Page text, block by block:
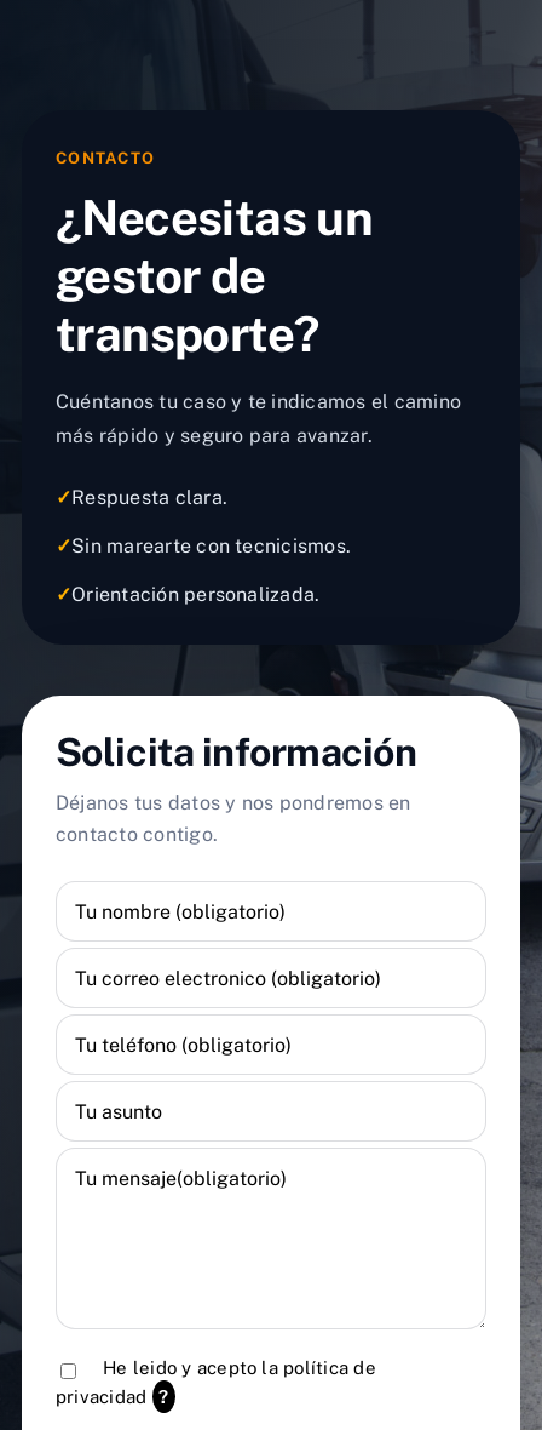
CONTACTO
¿Necesitas un
gestor de
transporte?
Cuéntanos tu caso y te indicamos el camino
más rápido y seguro para avanzar.
✓Respuesta clara.
✓Sin marearte con tecnicismos.
✓Orientación personalizada.
Solicita información
Déjanos tus datos y nos pondremos en
contacto contigo.
He leido y acepto la política de
privacidad
?